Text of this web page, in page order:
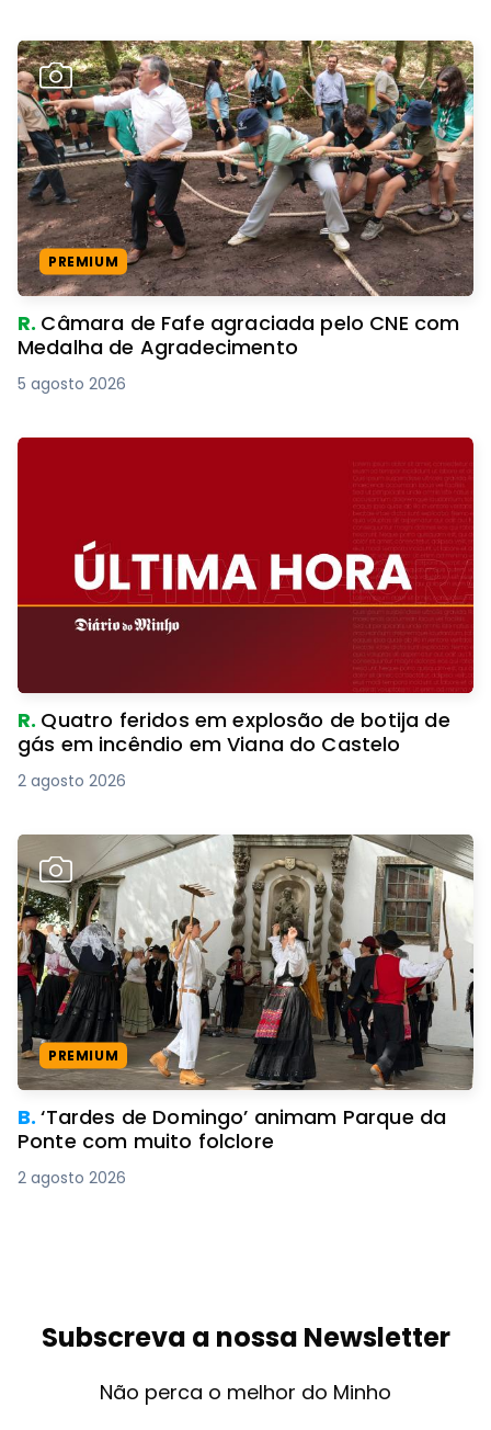
PREMIUM
R. Câmara de Fafe agraciada pelo CNE com
Medalha de Agradecimento
5 agosto 2026
R. Quatro feridos em explosão de botija de
gás em incêndio em Viana do Castelo
2 agosto 2026
PREMIUM
B.‘Tardes de Domingo’ animam Parque da
Ponte com muito folclore
2 agosto 2026
Subscreva a nossa Newsletter
Não perca o melhor do Minho